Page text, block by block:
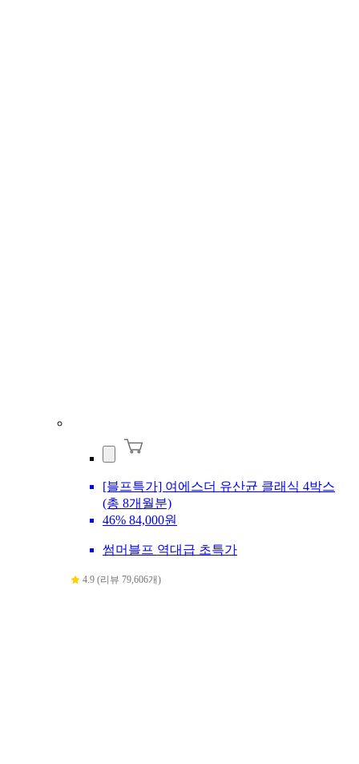
[블프특가] 여에스더 유산균 클래식 4박스
(총 8개월분)
46% 84,000원
썸머블프 역대급 초특가
4.9 (리뷰 79,606개)